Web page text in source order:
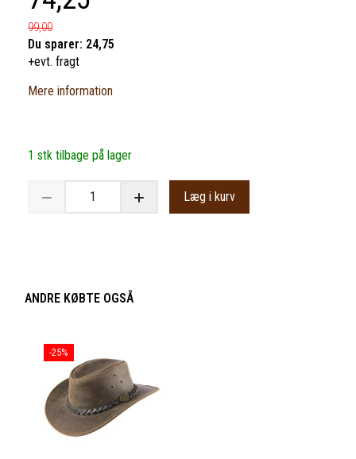
99,00
Du sparer: 24,75
+evt. fragt
Mere information
1 stk tilbage på lager
Læg i kurv
ANDRE KØBTE OGSÅ
-25%